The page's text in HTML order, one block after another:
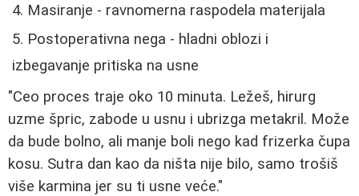
Masiranje - ravnomerna raspodela materijala
Postoperativna nega - hladni oblozi i
izbegavanje pritiska na usne
"Ceo proces traje oko 10 minuta. Ležeš, hirurg
uzme špric, zabode u usnu i ubrizga metakril. Može
da bude bolno, ali manje boli nego kad frizerka čupa
kosu. Sutra dan kao da ništa nije bilo, samo trošiš
više karmina jer su ti usne veće."